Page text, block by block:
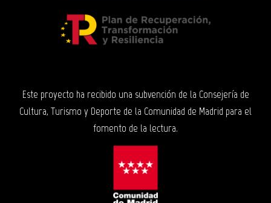
Este proyecto ha recibido una subvención de la Consejería de
Cultura, Turismo y Deporte de la Comunidad de Madrid para el
fomento de la lectura.